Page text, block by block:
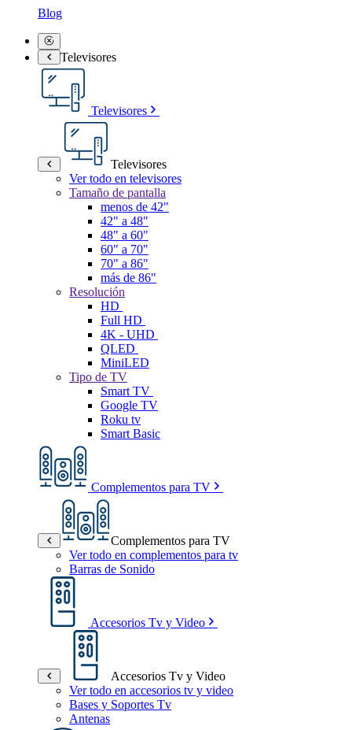
Blog
Televisores
Televisores
Televisores
Ver todo en televisores
Tamaño de pantalla
menos de 42"
42" a 48"
48" a 60"
60" a 70"
70" a 86"
más de 86"
Resolución
HD
Full HD
4K - UHD
QLED
MiniLED
Tipo de TV
Smart TV
Google TV
Roku tv
Smart Basic
Complementos para TV
Complementos para TV
Ver todo en complementos para tv
Barras de Sonido
Accesorios Tv y Video
Accesorios Tv y Video
Ver todo en accesorios tv y video
Bases y Soportes Tv
Antenas